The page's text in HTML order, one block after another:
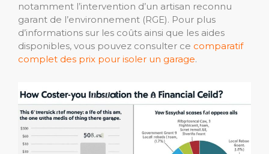
notamment l’intervention d’un artisan reconnu
garant de l’environnement (RGE). Pour plus
d’informations sur les coûts ainsi que les aides
disponibles, vous pouvez consulter ce comparatif
complet des prix pour isoler un garage.